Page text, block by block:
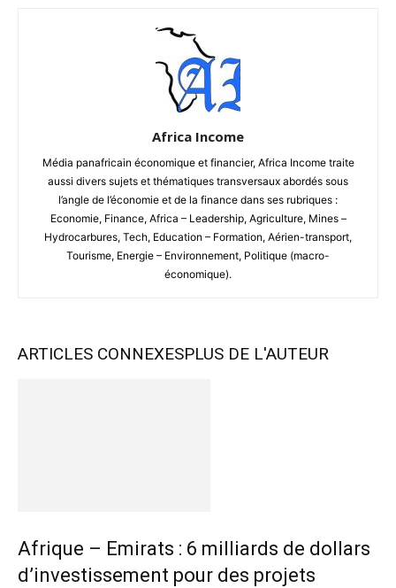
Africa Income
Média panafricain économique et financier, Africa Income traite
aussi divers sujets et thématiques transversaux abordés sous
l’angle de l’économie et de la finance dans ses rubriques :
Economie, Finance, Africa – Leadership, Agriculture, Mines –
Hydrocarbures, Tech, Education – Formation, Aérien-transport,
Tourisme, Energie – Environnement, Politique (macro-
économique).
ARTICLES CONNEXESPLUS DE L'AUTEUR
Afrique – Emirats : 6 milliards de dollars
d’investissement pour des projets